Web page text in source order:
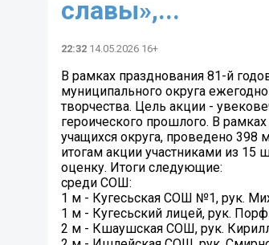
славы»,...
22:32 14.05.2026 16+
В рамках празднования 81-й
муниципального округа
творчества. Цель акции -
героического прошлого. В
учащихся округа, проведено 398
итогам акции участниками из
оценку. Итоги следующие:
среди СОШ:
1 м - Кугесьская СОШ №1, рук.
1 м - Кугесьский лицей, рук.
2 м - Кшаушская СОШ, рук.